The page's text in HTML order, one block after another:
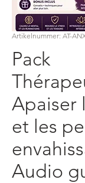
Artikelnummer: AT-
Pack
Apaiser
et les
Audio